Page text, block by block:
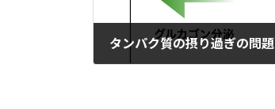
タンパク質の摂り過ぎの問題